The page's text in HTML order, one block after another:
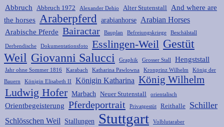
Abbruch Abbruch 1972 Alexander Dehio Alter Stutenstall
And where are
the horses Araberpferd arabianhorse Arabian Horses
Arabische Pferde Bairactar Bauplan Befreiungskriege Beschälstall
Derbendische Dokumentationsfoto Esslingen-Weil Gestüt
Weil Giovanni Salucci Graphik Grosser Stall Hengststall
Jahr ohne Sommer 1816 Karabach Katharina Pawlowna Kronprinz Wilhelm König der
Bauern Königin Elisabeth II Königin Katharina König Wilhelm
Ludwig Hofer Marbach Neuer Stutenstall orientalisch
Orientbegeisterung Pferdeportrait Privatgestüt Reithalle Schiller
Schlösschen Weil Stallungen Stuttgart Volblutaraber